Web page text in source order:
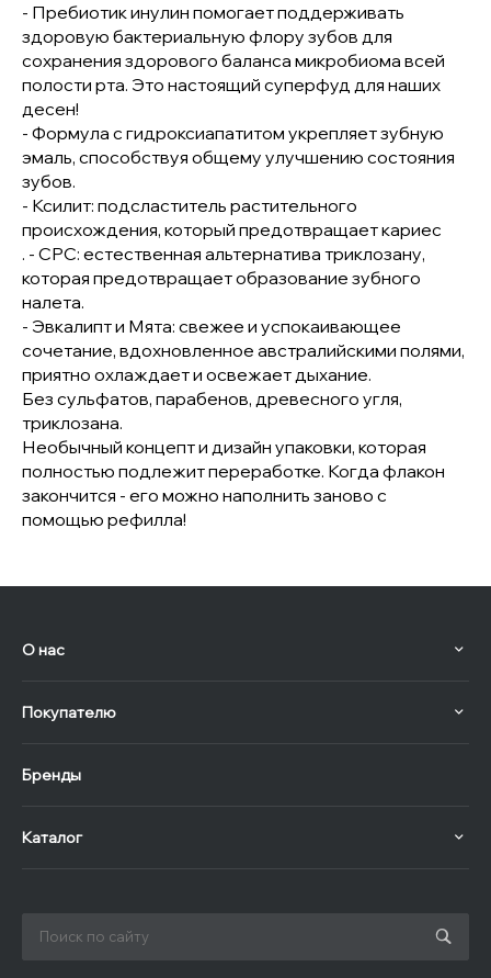
- Пребиотик инулин помогает поддерживать
здоровую бактериальную флору зубов для
сохранения здорового баланса микробиома всей
полости рта. Это настоящий суперфуд для наших
десен!
- Формула с гидроксиапатитом укрепляет зубную
эмаль, способствуя общему улучшению состояния
зубов.
- Ксилит: подсластитель растительного
происхождения, который предотвращает кариес
. - CPC: естественная альтернатива триклозану,
которая предотвращает образование зубного
налета.
- Эвкалипт и Мята: свежее и успокаивающее
сочетание, вдохновленное австралийскими полями,
приятно охлаждает и освежает дыхание.
Без сульфатов, парабенов, древесного угля,
триклозана.
Необычный концепт и дизайн упаковки, которая
полностью подлежит переработке. Когда флакон
закончится - его можно наполнить заново с
помощью рефилла!
О нас
Покупателю
Бренды
Каталог